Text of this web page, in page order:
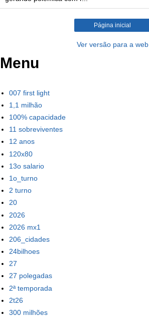
Página inicial
Ver versão para a web
Menu
007 first light
1,1 milhão
100% capacidade
11 sobreviventes
12 anos
120x80
13o salario
1o_turno
2 turno
20
2026
2026 mx1
206_cidades
24bilhoes
27
27 polegadas
2ª temporada
2t26
300 milhões